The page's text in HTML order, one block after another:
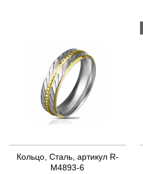
Кольцо, Сталь, артикул R-
M4893-6